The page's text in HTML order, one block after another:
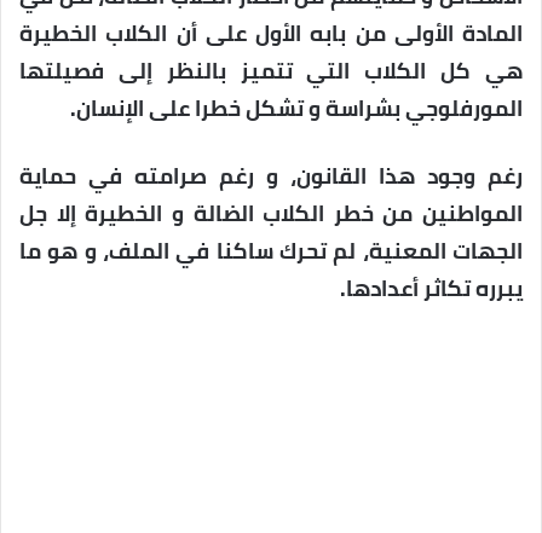
المادة الأولى من بابه الأول على أن الكلاب الخطيرة
هي كل الكلاب التي تتميز بالنظر إلى فصيلتها
المورفلوجي بشراسة و تشكل خطرا على الإنسان.
رغم وجود هذا القانون، و رغم صرامته في حماية
المواطنين من خطر الكلاب الضالة و الخطيرة إلا جل
الجهات المعنية، لم تحرك ساكنا في الملف، و هو ما
يبرره تكاثر أعدادها.